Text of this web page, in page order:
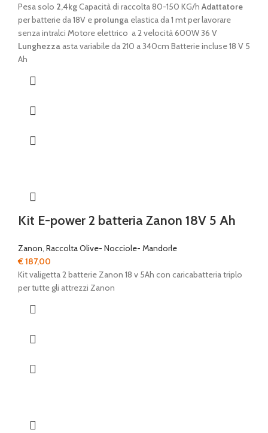
prezzo
originale
era:
€ 1.470,00.
prezzo
attuale
è:
€ 1.289,00.
Pesa solo 2,4kgCapacità di raccolta 80-150 KG/h Adattatore
per batterie da 18V e prolunga elastica da 1 mt per lavorare
senza intralci Motore elettrico a 2 velocità 600W 36 V
Lunghezza asta variabile da 210 a 340cm Batterie incluse 18 V 5
Ah
Kit E-power 2 batteria Zanon 18V 5 Ah
Zanon, Raccolta Olive- Nocciole- Mandorle
€187,00
Kit valigetta 2 batterie Zanon 18 v 5Ah con caricabatteria triplo
per tutte gli attrezzi Zanon